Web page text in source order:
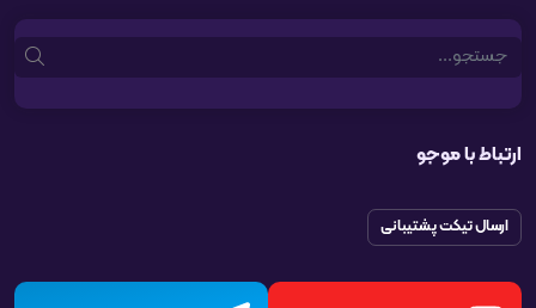
Search
ارتباط با موجو
ارسال تیکت پشتیبانی